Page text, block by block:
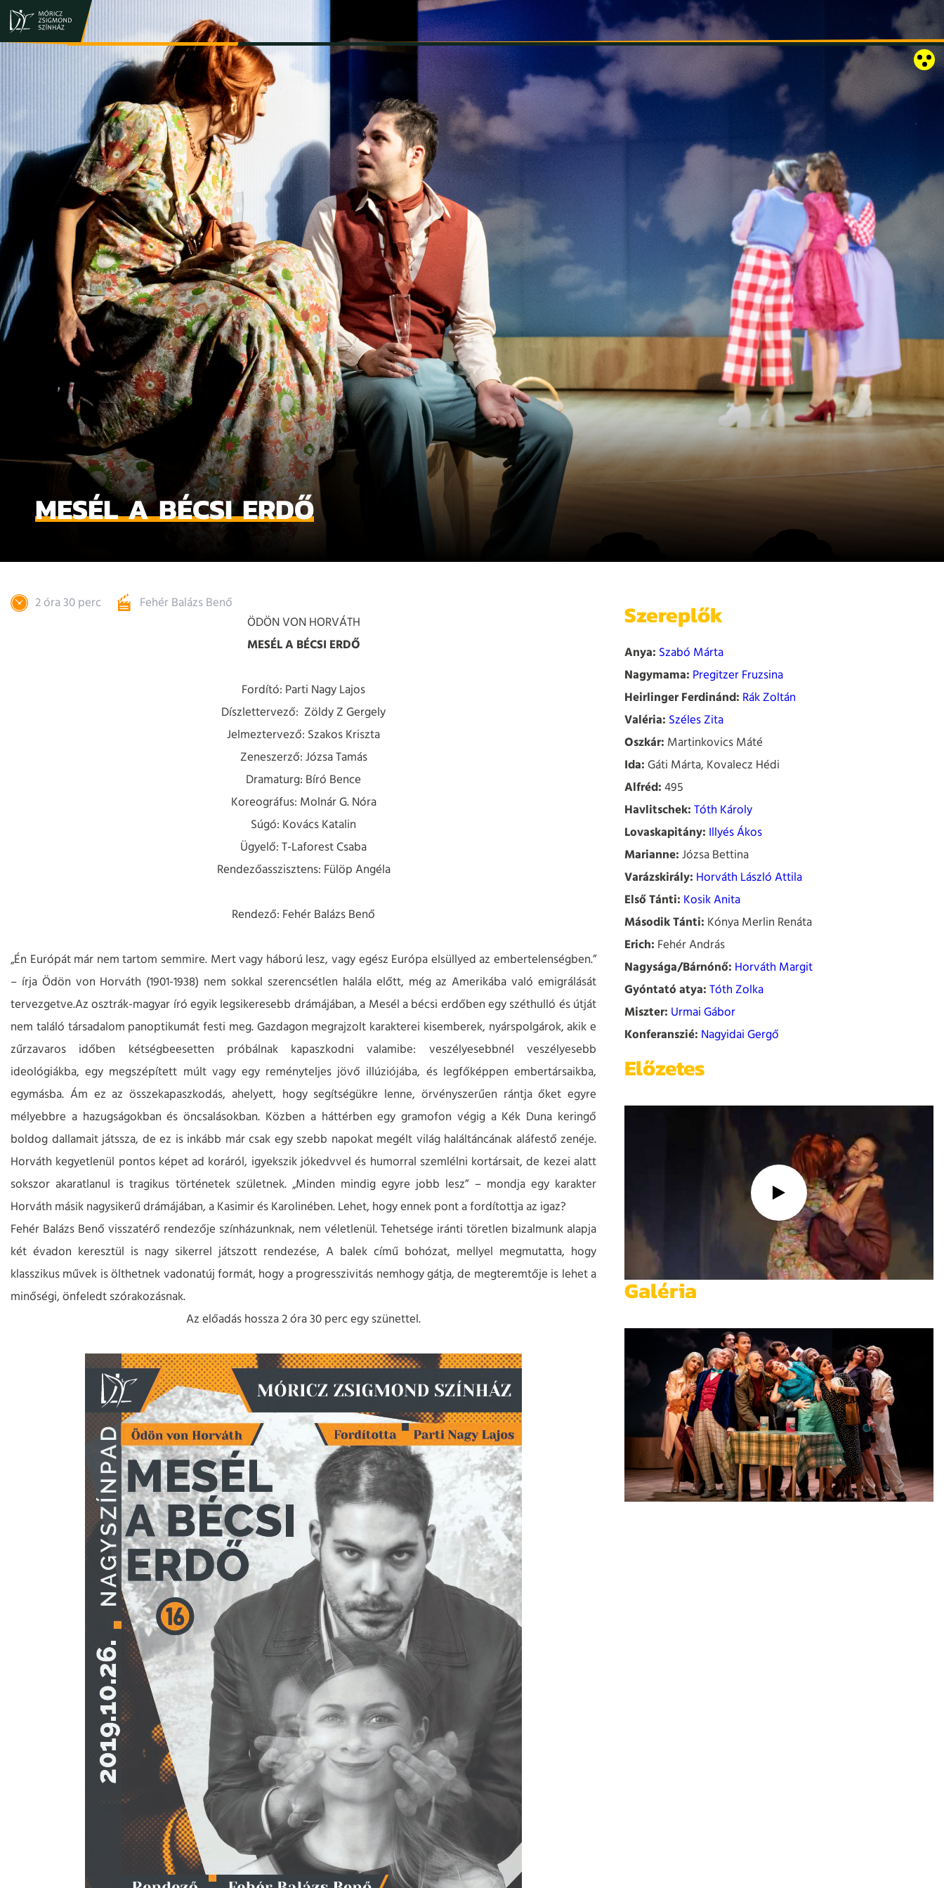
JEGY- ÉS BÉRLETVÁSÁRLÁS ELŐADÁSOK SZÍNHÁZ TÁRSULAT GALÉRIA RÓZSAKERT SZABADTÉRI SZÍNPAD KAPCSOLAT EN
MESÉL A BÉCSI ERDŐ
2 óra 30 perc
Fehér Balázs Benő
ÖDÖN VON HORVÁTH
MESÉL A BÉCSI ERDŐ
Fordító: Parti Nagy Lajos
Díszlettervező: Zöldy Z Gergely
Jelmeztervező: Szakos Kriszta
Zeneszerző: Józsa Tamás
Dramaturg: Bíró Bence
Koreográfus: Molnár G. Nóra
Súgó: Kovács Katalin
Ügyelő: T-Laforest Csaba
Rendezőasszisztens: Fülöp Angéla
Rendező: Fehér Balázs Benő
„Én Európát már nem tartom semmire. Mert vagy háború lesz, vagy egész Európa elsüllyed az embertelenségben.”
– írja Ödön von Horváth (1901-1938) nem sokkal szerencsétlen halála előtt, még az Amerikába való emigrálását
tervezgetve.Az osztrák-magyar író egyik legsikeresebb drámájában, a Mesél a bécsi erdőben egy széthulló és útját
nem találó társadalom panoptikumát festi meg. Gazdagon megrajzolt karakterei kisemberek, nyárspolgárok, akik e
zűrzavaros időben kétségbeesetten próbálnak kapaszkodni valamibe: veszélyesebbnél veszélyesebb
ideológiákba, egy megszépített múlt vagy egy reményteljes jövő illúziójába, és legfőképpen embertársaikba,
egymásba. Ám ez az összekapaszkodás, ahelyett, hogy segítségükre lenne, örvényszerűen rántja őket egyre
mélyebbre a hazugságokban és öncsalásokban. Közben a háttérben egy gramofon végig a Kék Duna keringő
boldog dallamait játssza, de ez is inkább már csak egy szebb napokat megélt világ haláltáncának aláfestő zenéje.
Horváth kegyetlenül pontos képet ad koráról, igyekszik jókedvvel és humorral szemlélni kortársait, de kezei alatt
sokszor akaratlanul is tragikus történetek születnek. „Minden mindig egyre jobb lesz” – mondja egy karakter
Horváth másik nagysikerű drámájában, a Kasimir és Karolinében. Lehet, hogy ennek pont a fordítottja az igaz?
Fehér Balázs Benő visszatérő rendezője színházunknak, nem véletlenül. Tehetsége iránti töretlen bizalmunk alapja
két évadon keresztül is nagy sikerrel játszott rendezése, A balek című bohózat, mellyel megmutatta, hogy
klasszikus művek is ölthetnek vadonatúj formát, hogy a progresszivitás nemhogy gátja, de megteremtője is lehet a
minőségi, önfeledt szórakozásnak.
Az előadás hossza 2 óra 30 perc egy szünettel.
Szereplők
Anya: Szabó Márta
Nagymama: Pregitzer Fruzsina
Heirlinger Ferdinánd: Rák Zoltán
Valéria: Széles Zita
Oszkár: Martinkovics Máté
Ida:Gáti Márta, Kovalecz Hédi
Alfréd:495
Havlitschek:Tóth Károly
Lovaskapitány: Illyés Ákos
Marianne:Józsa Bettina
Varázskirály: Horváth László Attila
Első Tánti: Kosik Anita
Második Tánti: Kónya Merlin Renáta
Erich: Fehér András
Nagysága/Bárnónő: Horváth Margit
Gyóntató atya:Tóth Zolka
Miszter: Urmai Gábor
Konferanszié: Nagyidai Gergő
Előzetes
Galéria